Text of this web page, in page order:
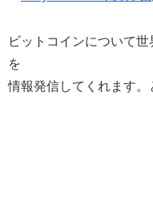
ビットコインについて
を
情報発信してくれます。